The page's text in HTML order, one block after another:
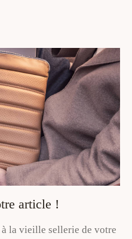
article !
la vieille sellerie de votre